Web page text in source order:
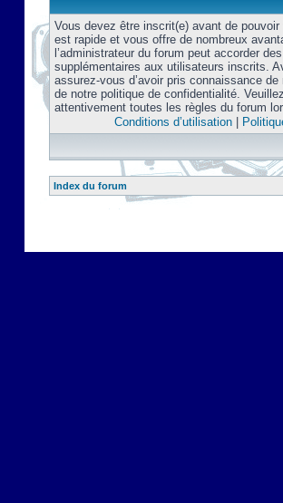
Vous devez être inscrit(e) avant de pouvoir
est rapide et vous offre de nombreux
l’administrateur du forum peut accorder
supplémentaires aux utilisateurs inscrits.
assurez-vous d’avoir pris connaissance
de notre politique de confidentialité.
attentivement toutes les règles du forum
Conditions d’utilisation|
Index du forum